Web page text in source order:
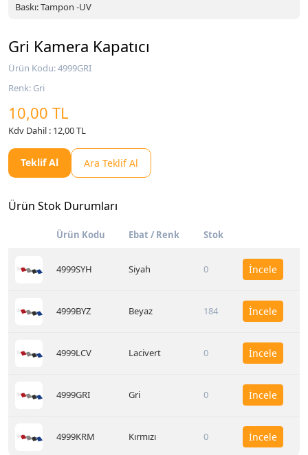
Baskı: Tampon -UV
Gri Kamera Kapatıcı
Ürün Kodu: 4999GRI
Renk: Gri
10,00 TL
Kdv Dahil : 12,00 TL
Teklif Al Ara Teklif Al
Ürün Stok Durumları
Ürün Kodu Ebat / Renk Stok
4999SYH Siyah 0 İncele
4999BYZ Beyaz 184 İncele
4999LCV Lacivert 0 İncele
4999GRI Gri 0 İncele
4999KRM Kırmızı 0 İncele